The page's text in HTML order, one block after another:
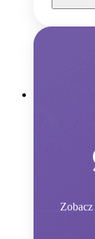
Zobacz